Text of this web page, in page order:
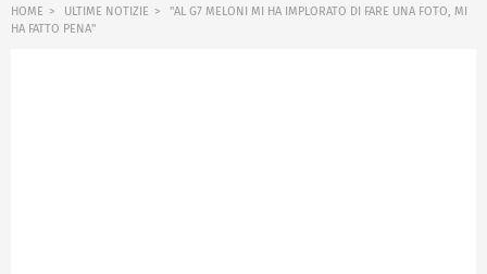
HOME ULTIME NOTIZIE
"AL G7 MELONI MI HA IMPLORATO DI FARE UNA FOTO, MI
HA FATTO PENA"